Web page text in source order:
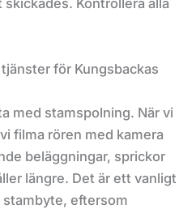
Kontrollera alla
för Kungsbackas
med stamspolning. När vi
filma rören med kamera
beläggningar, sprickor
längre. Det är ett vanligt
eftersom